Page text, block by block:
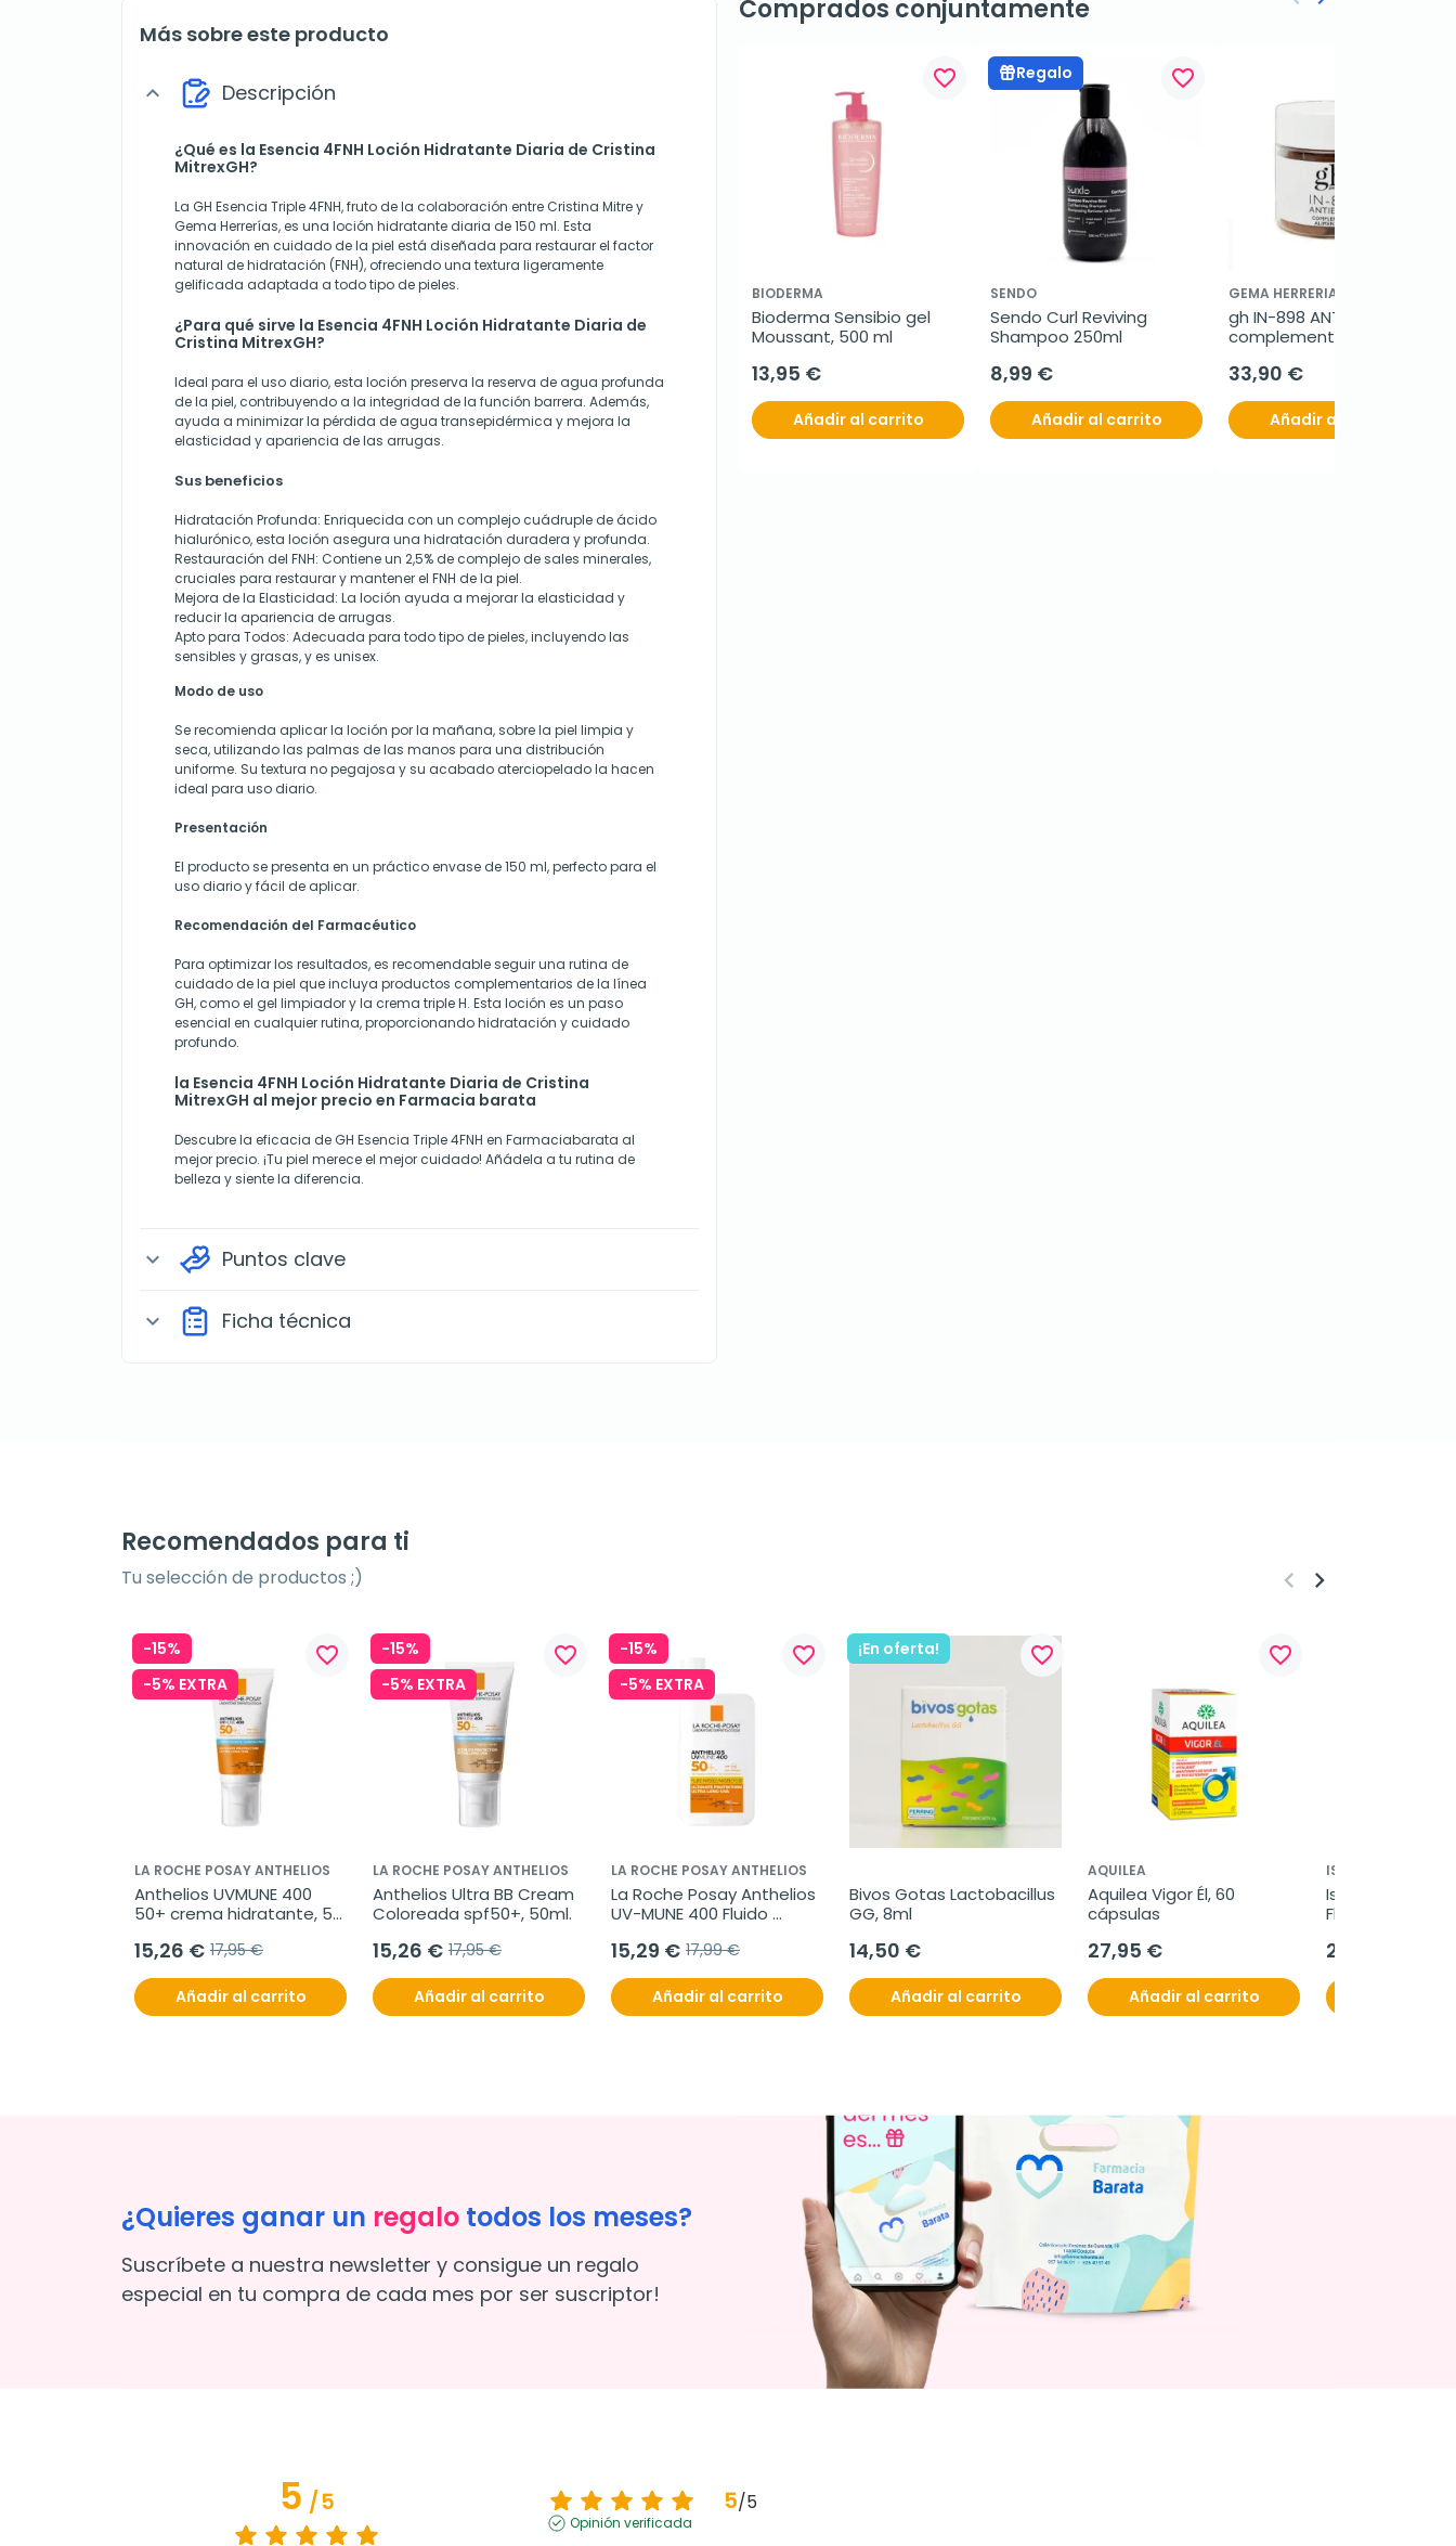
Más sobre este producto
expand_more Descripción
¿Qué es la Esencia 4FNH Loción Hidratante Diaria de Cristina
MitrexGH?
La GH Esencia Triple 4FNH, fruto de la colaboración entre Cristina Mitre y
Gema Herrerías, es una loción hidratante diaria de 150 ml. Esta
innovación en cuidado de la piel está diseñada para restaurar el factor
natural de hidratación (FNH), ofreciendo una textura ligeramente
gelificada adaptada a todo tipo de pieles.
¿Para qué sirve la Esencia 4FNH Loción Hidratante Diaria de
Cristina MitrexGH?
Ideal para el uso diario, esta loción preserva la reserva de agua profunda
de la piel, contribuyendo a la integridad de la función barrera. Además,
ayuda a minimizar la pérdida de agua transepidérmica y mejora la
elasticidad y apariencia de las arrugas.
Sus beneficios
Hidratación Profunda: Enriquecida con un complejo cuádruple de ácido
hialurónico, esta loción asegura una hidratación duradera y profunda.
Restauración del FNH: Contiene un 2,5% de complejo de sales minerales,
cruciales para restaurar y mantener el FNH de la piel.
Mejora de la Elasticidad: La loción ayuda a mejorar la elasticidad y
reducir la apariencia de arrugas.
Apto para Todos: Adecuada para todo tipo de pieles, incluyendo las
sensibles y grasas, y es unisex.
Modo de uso
Se recomienda aplicar la loción por la mañana, sobre la piel limpia y
seca, utilizando las palmas de las manos para una distribución
uniforme. Su textura no pegajosa y su acabado aterciopelado la hacen
ideal para uso diario.
Presentación
El producto se presenta en un práctico envase de 150 ml, perfecto para el
uso diario y fácil de aplicar.
Recomendación del Farmacéutico
Para optimizar los resultados, es recomendable seguir una rutina de
cuidado de la piel que incluya productos complementarios de la línea
GH, como el gel limpiador y la crema triple H. Esta loción es un paso
esencial en cualquier rutina, proporcionando hidratación y cuidado
profundo.
la Esencia 4FNH Loción Hidratante Diaria de Cristina
MitrexGH al mejor precio en Farmacia barata
Descubre la eficacia de GH Esencia Triple 4FNH en Farmaciabarata al
mejor precio. ¡Tu piel merece el mejor cuidado! Añádela a tu rutina de
belleza y siente la diferencia.
expand_more Puntos clave
expand_more Ficha técnica
Comprados conjuntamente
favorite_border
BIODERMA
Bioderma Sensibio gel
Moussant, 500 ml
13,95 €
Añadir al carrito
Regalo favorite_border
SENDO
Sendo Curl Reviving
Shampoo 250ml
8,99 €
Añadir al carrito
GEMA HERRERIAS
gh IN-898 ANTIEDAD
complemento
33,90 €
Añadir al carrito
Anterior
Siguiente
Recomendados para ti
Tu selección de productos ;)
-15%
-5% EXTRA
favorite_border
LA ROCHE POSAY ANTHELIOS
Anthelios UVMUNE 400
50+ crema hidratante, 50
15,26 € 17,95 €
Añadir al carrito
-15%
-5% EXTRA
favorite_border
LA ROCHE POSAY ANTHELIOS
Anthelios Ultra BB Cream
Coloreada spf50+, 50ml.
15,26 € 17,95 €
Añadir al carrito
-15%
-5% EXTRA
favorite_border
LA ROCHE POSAY ANTHELIOS
La Roche Posay Anthelios
UV-MUNE 400 Fluido
15,29 € 17,99 €
Añadir al carrito
¡En oferta! favorite_border
Bivos Gotas Lactobacillus
GG, 8ml
14,50 €
Añadir al carrito
favorite_border
AQUILEA
Aquilea Vigor Él, 60
cápsulas
27,95 €
Añadir al carrito
ISDIN
Isdin Eryfotona
Fluid, 50ml.
25,50 €
keyboard_arrow_left keyboard_arrow_right
¿Quieres ganar un regalo todos los meses?
Suscríbete a nuestra newsletter y consigue un regalo
especial en tu compra de cada mes por ser suscriptor!
5/5 5/5
Opinión verificada